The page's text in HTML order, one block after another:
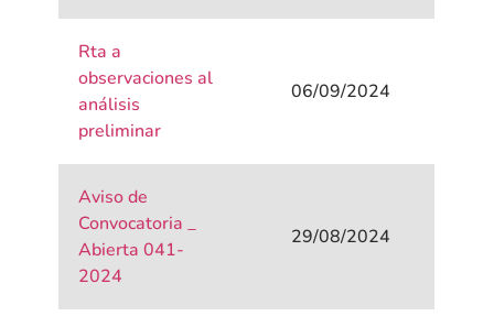
Rta a
observaciones al
análisis
preliminar
06/09/2024
Aviso de
Convocatoria _
Abierta 041-
2024
29/08/2024